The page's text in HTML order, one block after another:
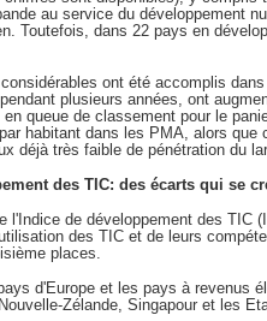
au service du développement
Toutefois, dans 22 pays en
ont été accomplis
plusieurs années, ont
queue de classement pour le
habitant dans les PMA, alors
déjà très faible de pénétration du
des TIC: des écarts qui se
l'Indice de développement des
des TIC et de leurs
places.
d'Europe et les pays à revenus
Zélande, Singapour et les